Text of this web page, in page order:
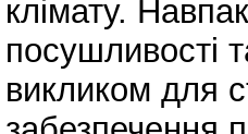
клімату.
посушливості
викликом для